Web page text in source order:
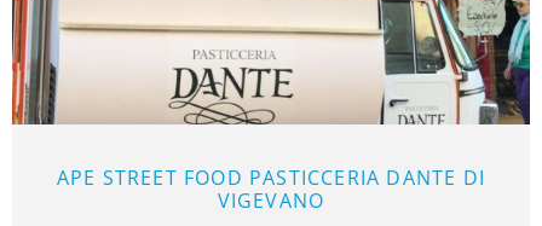
APE STREET FOOD PASTICCERIA DANTE DI
VIGEVANO